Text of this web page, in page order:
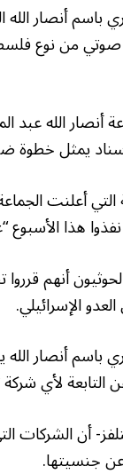
أنصار الله
الله عبد
يمثل خطوة
بـ10 صواريخ وطائرات مسيرة،
أنهم
الإسرائيلي.
أنصار الله
لأي
أن
جنسيتها.